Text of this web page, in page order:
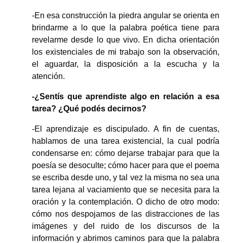
-En esa construcción la piedra angular se orienta en
brindarme a lo que la palabra poética tiene para
revelarme desde lo que vivo. En dicha orientación
los existenciales de mi trabajo son la observación,
el aguardar, la disposición a la escucha y la
atención.
-¿Sentís que aprendiste algo en relación a esa
tarea? ¿Qué podés decirnos?
-El aprendizaje es discipulado. A fin de cuentas,
hablamos de una tarea existencial, la cual podría
condensarse en: cómo dejarse trabajar para que la
poesía se desoculte; cómo hacer para que el poema
se escriba desde uno, y tal vez la misma no sea una
tarea lejana al vaciamiento que se necesita para la
oración y la contemplación. O dicho de otro modo:
cómo nos despojamos de las distracciones de las
imágenes y del ruido de los discursos de la
información y abrimos caminos para que la palabra